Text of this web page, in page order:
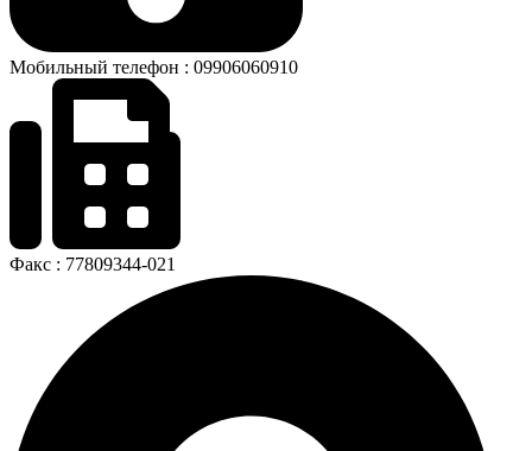
Мобильный телефон : 09906060910
Факс : 77809344-021